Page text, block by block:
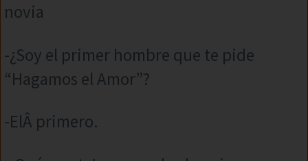
novia
-¿Soy el primer hombre que te pide
“Hagamos el Amor”?
-ElÂ primero.